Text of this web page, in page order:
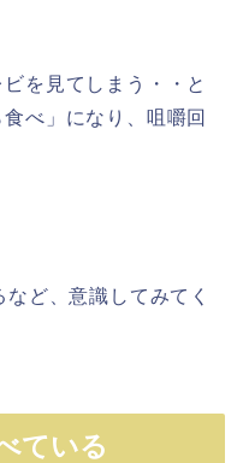
を見てしまう・・と
べ」になり、咀嚼回
ど、意識してみてく
ている